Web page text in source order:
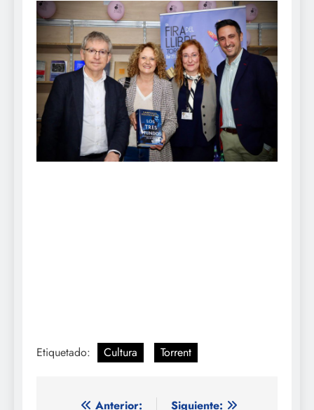
Etiquetado: Cultura Torrent
Anterior:
Siguiente: